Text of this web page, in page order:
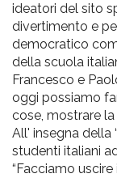
ideatori del sito
divertimento e
democratico
della scuola
Francesco e
oggi possiamo
cose, mostrare
All' insegna della
studenti italiani
“Facciamo